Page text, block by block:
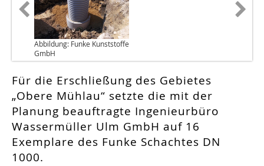
Abbildung: Funke Kunststoffe
GmbH
Für die Erschließung des Gebietes
„Obere Mühlau“ setzte die mit der
Planung beauftragte Ingenieurbüro
Wassermüller Ulm GmbH auf 16
Exemplare des Funke Schachtes DN
1000.